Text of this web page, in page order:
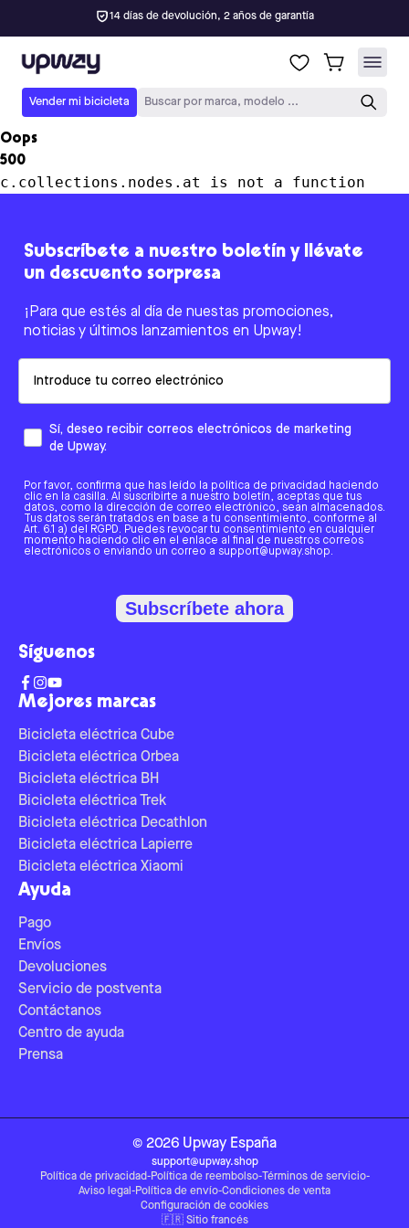
14 días de devolución, 2 años de garantía
Upway
Vender mi bicicleta Buscar por marca, modelo ...
Oops
500
c.collections.nodes.at is not a function
Mejores marcas
Bicicleta eléctrica Cube
Bicicleta eléctrica Orbea
Bicicleta eléctrica BH
Bicicleta eléctrica Trek
Bicicleta eléctrica Decathlon
Bicicleta eléctrica Lapierre
Bicicleta eléctrica Xiaomi
Ayuda
Pago
Envíos
Devoluciones
Servicio de postventa
Contáctanos
Centro de ayuda
Prensa
Subscríbete a nuestro boletín y llévate
un descuento sorpresa
¡Para que estés al día de nuestas promociones,
noticias y últimos lanzamientos en Upway!
Sí, deseo recibir correos electrónicos de marketing
de Upway.
Por favor, confirma que has leído la política de privacidad haciendo
clic en la casilla. Al suscribirte a nuestro boletín, aceptas que tus
datos, como la dirección de correo electrónico, sean almacenados.
Tus datos serán tratados en base a tu consentimiento, conforme al
Art. 6.1 a) del RGPD. Puedes revocar tu consentimiento en cualquier
momento haciendo clic en el enlace al final de nuestros correos
electrónicos o enviando un correo a support@upway.shop.
Subscríbete ahora
Síguenos
© 2026 Upway España
support@upway.shop
Política de privacidad-Política de reembolso-Términos de servicio-
Aviso legal -Política de envío-Condiciones de venta
Configuración de cookies
🇫🇷 Sitio francés